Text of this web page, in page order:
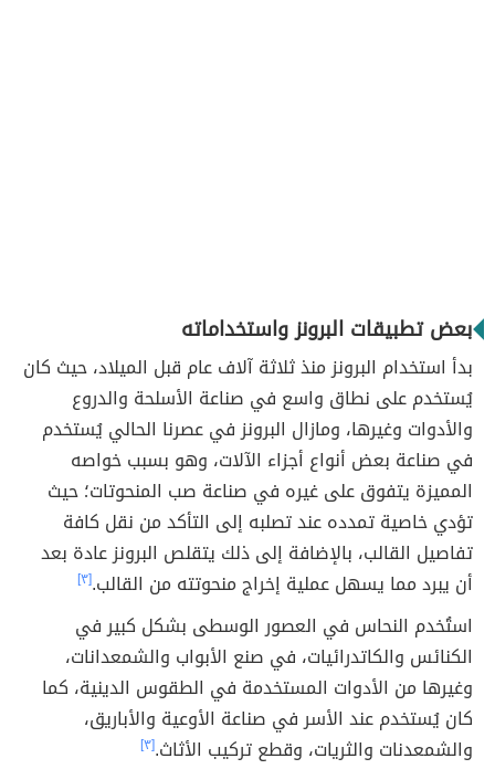
بعض تطبيقات البرونز واستخداماته
بدأ استخدام البرونز منذ ثلاثة آلاف عام قبل الميلاد، حيث كان
يُستخدم على نطاق واسع في صناعة الأسلحة والدروع
والأدوات وغيرها، ومازال البرونز في عصرنا الحالي يُستخدم
في صناعة بعض أنواع أجزاء الآلات، وهو بسبب خواصه
المميزة يتفوق على غيره في صناعة صب المنحوتات؛ حيث
تؤدي خاصية تمدده عند تصلبه إلى التأكد من نقل كافة
تفاصيل القالب، بالإضافة إلى ذلك يتقلص البرونز عادة بعد
أن يبرد مما يسهل عملية إخراج منحوتته من القالب.[٣]
استُخدم النحاس في العصور الوسطى بشكل كبير في
الكنائس والكاتدرائيات، في صنع الأبواب والشمعدانات،
وغيرها من الأدوات المستخدمة في الطقوس الدينية، كما
كان يُستخدم عند الأسر في صناعة الأوعية والأباريق،
والشمعدنات والثريات، وقطع تركيب الأثاث.[٣]